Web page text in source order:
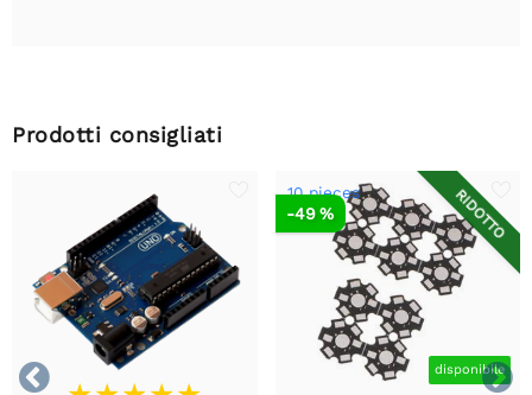
Prodotti consigliati


RIDOTTO
10 pieces
disponibile
-49 %